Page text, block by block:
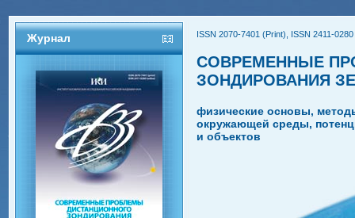
Журнал ISSN 2070-7401 (Print), ISSN 2411-
СОВРЕМЕННЫЕ
ЗОНДИРОВАНИЯ
физические основы,
окружающей среды,
и объектов